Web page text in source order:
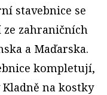
stavebnice se
zahraničních
a Maďarska.
kompletují,
na kostky